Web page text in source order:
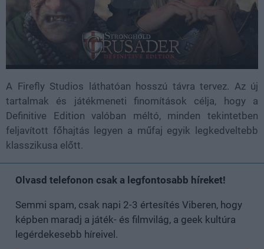
A Firefly Studios láthatóan hosszú távra tervez. Az új
tartalmak és játékmeneti finomítások célja, hogy a
Definitive Edition valóban méltó, minden tekintetben
feljavított főhajtás legyen a műfaj egyik legkedveltebb
klasszikusa előtt.
Olvasd telefonon csak a legfontosabb híreket!
Semmi spam, csak napi 2-3 értesítés Viberen, hogy
képben maradj a játék- és filmvilág, a geek kultúra
legérdekesebb híreivel.